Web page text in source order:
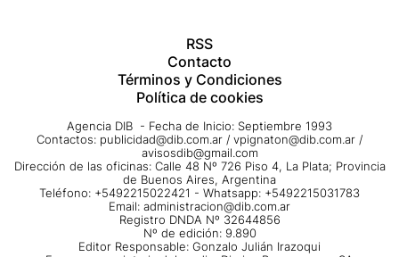
RSS
Contacto
Términos y Condiciones
Política de cookies
Agencia DIB - Fecha de Inicio: Septiembre 1993
Contactos: publicidad@dib.com.ar / vpignaton@dib.com.ar /
avisosdib@gmail.com
Dirección de las oficinas: Calle 48 Nº 726 Piso 4, La Plata; Provincia
de Buenos Aires, Argentina
Teléfono: +5492215022421 - Whatsapp: +5492215031783
Email: administracion@dib.com.ar
Registro DNDA Nº 32644856
Nº de edición: 9.890
Editor Responsable: Gonzalo Julián Irazoqui